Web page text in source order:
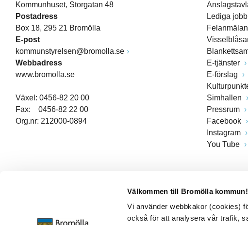
Välkommen till Bromölla kommun!
Vi använder webbkakor (cookies)
också för att analysera vår trafik,
Kommunhuset, Storgatan 48
Postadress
Box 18, 295 21 Bromölla
E-post
kommunstyrelsen@bromolla.se
Webbadress
www.bromolla.se
Växel: 0456-82 20 00
Fax: 0456-82 22 00
Org.nr: 212000-0894
Lediga jobb
Felanmälan
E-tjänster
E-förslag
Simhallen
Pressrum
Facebook
Instagram
You Tube